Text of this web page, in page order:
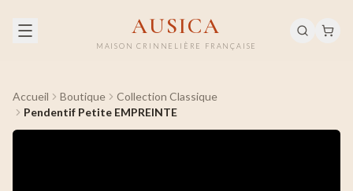
AUSICA
MAISON CRINNELIÈRE FRANÇAISE
Accueil Boutique
Collection Classique
Pendentif Petite EMPREINTE